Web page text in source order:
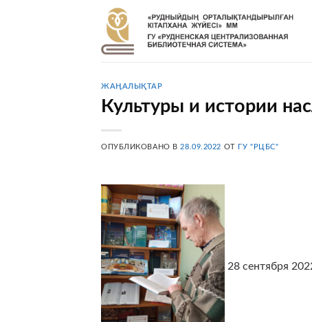
ЖАҢАЛЫҚТАР
Культуры и истории
ОПУБЛИКОВАНО В28.09.2022 ОТ ГУ "РЦБС"
28 сентября